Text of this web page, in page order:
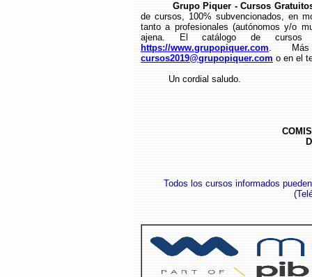
Grupo Piquer - Cursos
de cursos, 100% subvencionados, en
tanto a profesionales (autónomos y/o
ajena. El catálogo de cursos
https://www.grupopiquer.com. Más
cursos2019@grupopiquer.com o en el
Un cordial saludo.
Todos los cursos informados
(